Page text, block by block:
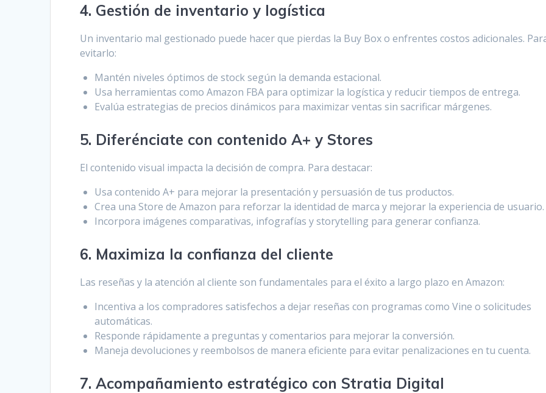
4. Gestión de inventario y logística
Un inventario mal gestionado puede hacer que pierdas la Buy Box o enfrentes costos adicionales.
evitarlo:
Mantén niveles óptimos de stock según la demanda estacional.
Usa herramientas como Amazon FBA para optimizar la logística y reducir tiempos de entrega.
Evalúa estrategias de precios dinámicos para maximizar ventas sin sacrificar márgenes.
5. Diferénciate con contenido A+ y Stores
El contenido visual impacta la decisión de compra. Para destacar:
Usa contenido A+ para mejorar la presentación y persuasión de tus productos.
Crea una Store de Amazon para reforzar la identidad de marca y mejorar la experiencia de usuario.
Incorpora imágenes comparativas, infografías y storytelling para generar confianza.
6. Maximiza la confianza del cliente
Las reseñas y la atención al cliente son fundamentales para el éxito a largo plazo en Amazon:
Incentiva a los compradores satisfechos a dejar reseñas con programas como Vine o solicitudes
automáticas.
Responde rápidamente a preguntas y comentarios para mejorar la conversión.
Maneja devoluciones y reembolsos de manera eficiente para evitar penalizaciones en tu cuenta.
7. Acompañamiento estratégico con Stratia Digital